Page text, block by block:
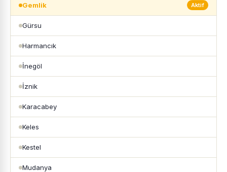
Gemlik Aktif
Gürsu
Harmancık
İnegöl
İznik
Karacabey
Keles
Kestel
Mudanya